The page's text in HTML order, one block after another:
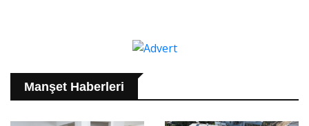
Manşet Haberleri